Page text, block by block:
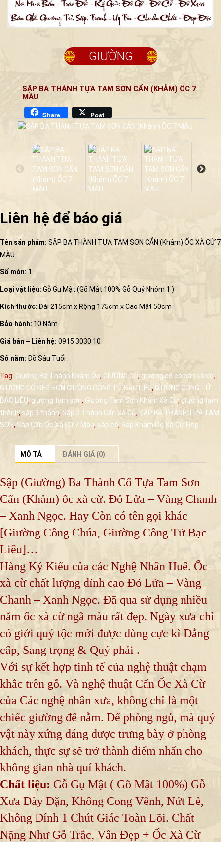
GIƯỜNG
SẬP BA THÀNH TỰA TAM SƠN CẨN (KHẢM) ỐC 7
MÀU
Share Post
Liên hệ để báo giá
Tên sản phẩm: SẬP BA THÀNH TỰA TAM SƠN CẨN (Khảm) ỐC XÀ CỪ 7
MÀU
Số món: 1
Loại vật liệu: Gỗ Gụ Mật (Gõ Mật 100% Gỗ Quý Nhóm 1 )
Kích thước: Dài 215cm x Rộng 175cm x Cao Mặt 50cm
Bảo hành: 10 Năm
Giá bán – Liên hệ: 0915 3030 10
Số năm: Đồ Sâu Tuổi .
Tag: Giường Ba Thành Khảm Ốc, GIƯỜNG CỔ, giường cổ có cẩn xà cừ,
GIƯỜNG CỔ ĐẸP HƠN GIƯỜNG CÔNG TỬ BẠC LIÊU, GIƯỜNG CÔNG TỬ
BẠC LIÊU, giường tam sơn, Giường Tam Sơn Khảm Xà Cừ, giường tam
thành, sập 3 thành, Sập 3 Thành Cẩn Xà Cừ, SẬP BA THÀNH TỰA TAM
SƠN, Sập Cẩn Ốc Xà Cừ 7 Màu, sập cổ, Sạp Khảm Ốc Xà Cừ Đẹp
MÔ TẢ ĐÁNH GIÁ (0)
Sập (Giường) Ba Thành Cổ Tựa Tam Sơn
Cẩn (Khảm) ốc xà cừ. Đỏ Lửa – Vàng Chanh
– Xanh Ngọc. Hay Còn có tên gọi khác
[Giường Công Chúa, Giường Công Tử Bạc
Liêu]…
Hàng Ký Kiểu của các Nghệ Nhân Huế. Ốc
xà cừ chất lượng đỉnh cao Đỏ Lửa – Vàng
Chanh – Xanh Ngọc. Đã qua sử dụng nhiều
năm ốc xà cừ ngã màu rất đẹp. Ngày xưa chỉ
có giới quý tộc mới được dùng cực kì Đẳng
cấp, Sang trọng & Quý phái .
Với sự kết hợp tinh tế của nghệ thuật chạm
khắc trên gỗ. Và nghệ thuật Cẩn Ốc Xà Cừ
của Các nghệ nhân xưa, không chỉ là một
chiếc giường để nằm. Để phòng ngủ, mà quý
vật này xứng đáng được trưng bày ở phòng
khách, thực sự sẽ trở thành điểm nhấn cho
không gian nhà quí khách.
Chất liệu: Gỗ Gụ Mật ( Gõ Mật 100%) Gỗ
Xưa Dày Dặn, Không Cong Vênh, Nứt Lẻ,
Không Dính 1 Chút Giác Toàn Lõi. Chất
Nặng Như Gỗ Trắc, Vân Đẹp + Ốc Xà Cừ